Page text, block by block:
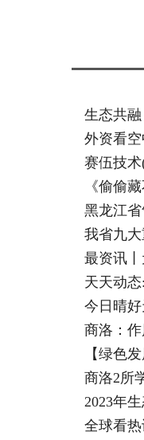
生态共
外资看
赛伍技术
《偷偷
黑龙江
我省九
最资讯丨
天天动
今日晴
商洛：
【绿色
商洛2所
2023年
全球看